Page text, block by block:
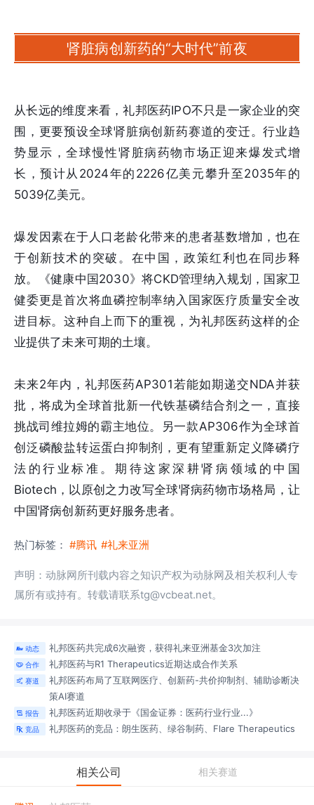
肾脏病创新药的“大时代”前夜
从长远的维度来看，礼邦医药IPO不只是一家企业的突
围，更要预设全球肾脏病创新药赛道的变迁。行业趋
势显示，全球慢性肾脏病药物市场正迎来爆发式增
长，预计从2024年的2226亿美元攀升至2035年的
5039亿美元。
爆发因素在于人口老龄化带来的患者基数增加，也在
于创新技术的突破。在中国，政策红利也在同步释
放。《健康中国2030》将CKD管理纳入规划，国家卫
健委更是首次将血磷控制率纳入国家医疗质量安全改
进目标。这种自上而下的重视，为礼邦医药这样的企
业提供了未来可期的土壤。
未来2年内，礼邦医药AP301若能如期递交NDA并获
批，将成为全球首批新一代铁基磷结合剂之一，直接
挑战司维拉姆的霸主地位。另一款AP306作为全球首
创泛磷酸盐转运蛋白抑制剂，更有望重新定义降磷疗
法的行业标准。期待这家深耕肾病领域的中国
Biotech，以原创之力改写全球肾病药物市场格局，让
中国肾病创新药更好服务患者。
热门标签： #腾讯 #礼来亚洲
声明：动脉网所刊载内容之知识产权为动脉网及相关权利人专
属所有或持有。转载请联系tg@vcbeat.net。
 动态 礼邦医药共完成6次融资，获得礼来亚洲基金3次加注
 合作 礼邦医药与R1 Therapeutics近期达成合作关系
 赛道
礼邦医药布局了互联网医疗、创新药-共价抑制剂、辅助诊断决
策AI赛道
 报告 礼邦医药近期收录于《国金证券：医药行业行业...》
 竞品 礼邦医药的竞品：朗生医药、绿谷制药、Flare Therapeutics
相关公司 相关赛道